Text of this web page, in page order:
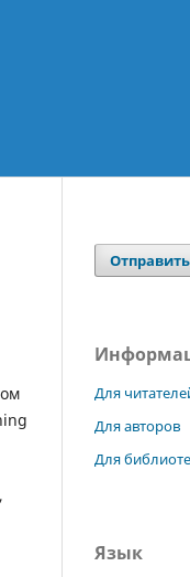
Для
Для авторов
Для
Язык